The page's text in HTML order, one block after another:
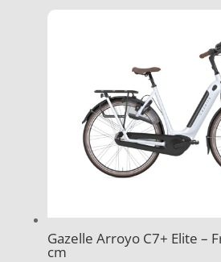
Gazelle Arroyo C7+ Elite –
cm